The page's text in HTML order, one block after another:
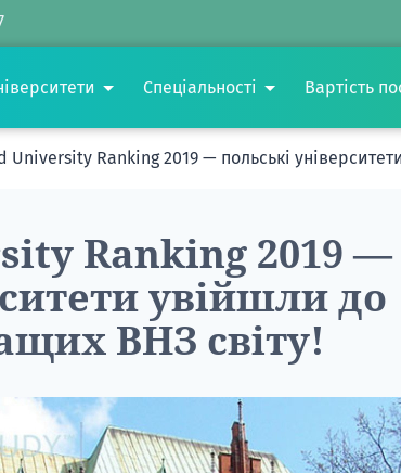
Спеціальності Вартість
University Ranking 2019 — польські
Ranking 2019 —
увійшли до
ВНЗ світу!